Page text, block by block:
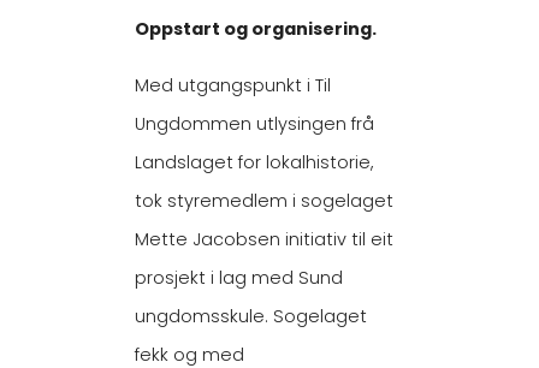
Oppstart og organisering.
Med utgangspunkt i Til
Ungdommen utlysingen frå
Landslaget for lokalhistorie,
tok styremedlem i sogelaget
Mette Jacobsen initiativ til eit
prosjekt i lag med Sund
ungdomsskule. Sogelaget
fekk og med